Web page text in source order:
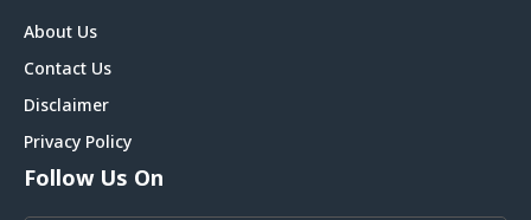
About Us
Contact Us
Disclaimer
Privacy Policy
Follow Us On